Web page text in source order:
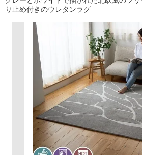
り止め付きのウレタンラグ